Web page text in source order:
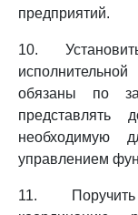
предприятий.
10.
обязаны по
необходимую
управлением
11.